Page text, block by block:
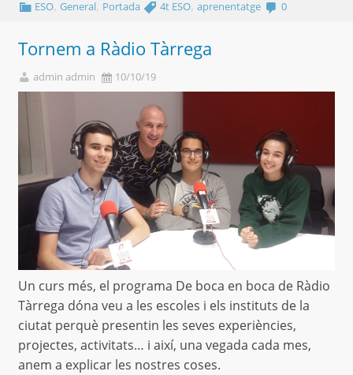
ESO,General, Portada 4t ESO,aprenentatge 0
Tornem a Ràdio Tàrrega
admin admin 10/10/19
Un curs més, el programa De boca en boca de Ràdio
Tàrrega dóna veu a les escoles i els instituts de la
ciutat perquè presentin les seves experiències,
projectes, activitats… i així, una vegada cada mes,
anem a explicar les nostres coses.